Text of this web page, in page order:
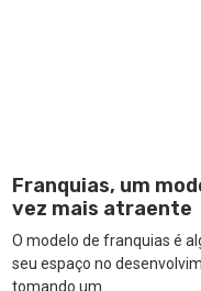
Franquias, um
vez mais atraente
O modelo de franquias é
seu espaço no
tomando um